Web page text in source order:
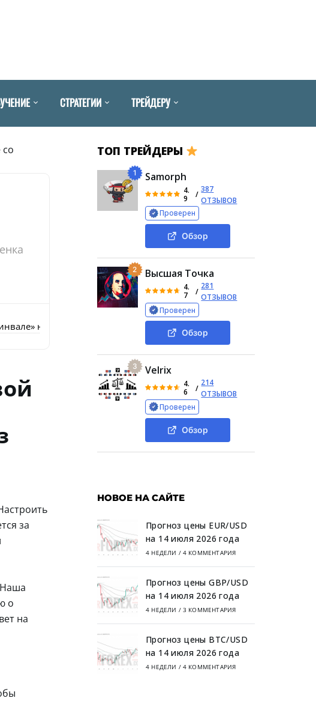
СТРАТЕГИИ ТРЕЙДЕРУ
co
на скам, анализ торговых условий и регистрация личного
за
о
на
ТОП ТРЕЙДЕРЫ
1 Samorph
4.
9
/
387
ОТЗЫВОВ
Проверен
Обзор
2 Высшая Точка
4.
7
/
281
ОТЗЫВОВ
Проверен
Обзор
3 Velrix
4.
6
/
214
ОТЗЫВОВ
Проверен
Обзор
НОВОЕ НА САЙТЕ
Прогноз цены EUR/USD
на 14 июля 2026 года
4 НЕДЕЛИ / 4 КОММЕНТАРИЯ
Прогноз цены GBP/USD
на 14 июля 2026 года
4 НЕДЕЛИ / 3 КОММЕНТАРИЯ
Прогноз цены BTC/USD
на 14 июля 2026 года
4 НЕДЕЛИ / 4 КОММЕНТАРИЯ